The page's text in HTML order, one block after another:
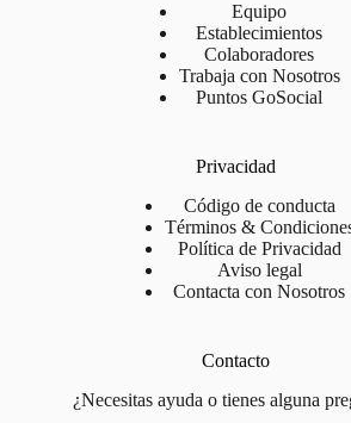
Equipo
Establecimientos
Colaboradores
Trabaja con Nosotros
Puntos GoSocial
Privacidad
Código de conducta
Términos &
Política de Privacidad
Aviso legal
Contacta con Nosotros
Contacto
¿Necesitas ayuda o tienes alguna